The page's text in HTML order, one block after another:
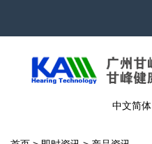
中文简体